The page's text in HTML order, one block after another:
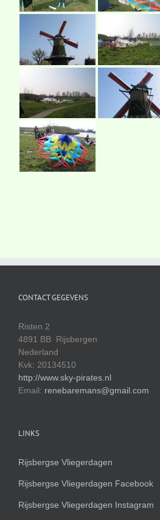
CONTACT GEGEVENS
Risten 2
4891 BB Rijsbergen
Nederland
Kvk: 20134510
http://www.sky-pirates.nl
Email: renebaremans@gmail.com
LINKS
Rijsbergse Vliegerdagen
Rijsbergse Vliegerdagen Facebook
Rijsbergse Vliegerdagen Instagram